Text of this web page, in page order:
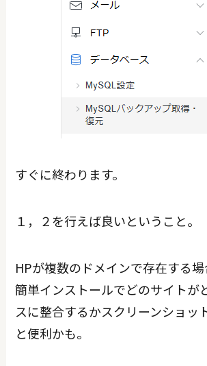
すぐに終わります。
１，２を行えば良いということ。
HPが複数のドメインで存在する
簡単インストールでどのサイトが
スに整合するかスクリーンショッ
と便利かも。